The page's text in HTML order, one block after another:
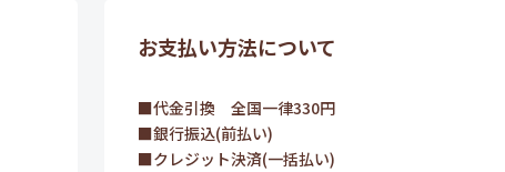
お支払い方法について
■代金引換 全国一律330円
■銀行振込(前払い)
■クレジット決済(一括払い)